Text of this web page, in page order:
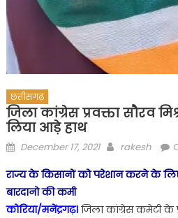
छत्तीसगढ़
जिला कांग्रेस प्रवक्ता सौरव
लिया आड़े हाथ
Posted
December 17, 2021 Author
rakesh
राज्य के किसानों को परेशान करने के
बारदानो की कमी
कोरिया/मनेंद्रगढ़। जिला कांग्रेस कमेटी के